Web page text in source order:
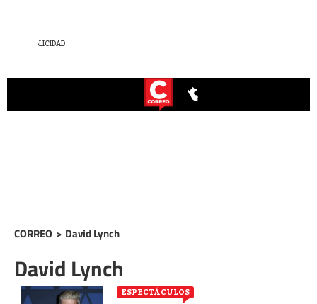
CORREO > David Lynch
David Lynch
ESPECTÁCULOS